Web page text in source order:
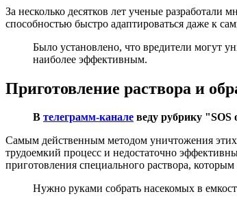
За несколько десятков лет ученые
способностью быстро адаптироваться даже к
Было установлено, что вредители могут
наиболее эффективным.
Приготовление раствора и
В телеграмм-канале веду рубрику
Самым действенным методом уничтожения этих
трудоемкий процесс и недостаточно
приготовления специального раствора,
Нужно руками собрать насекомых в